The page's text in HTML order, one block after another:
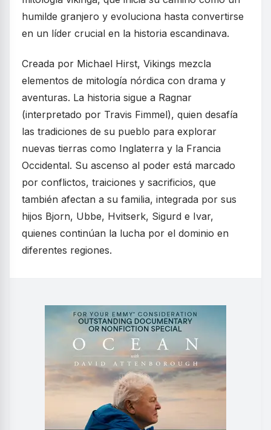
humilde granjero y evoluciona hasta convertirse
en un líder crucial en la historia escandinava.
Creada por Michael Hirst, Vikings mezcla
elementos de mitología nórdica con drama y
aventuras. La historia sigue a Ragnar
(interpretado por Travis Fimmel), quien desafía
las tradiciones de su pueblo para explorar
nuevas tierras como Inglaterra y la Francia
Occidental. Su ascenso al poder está marcado
por conflictos, traiciones y sacrificios, que
también afectan a su familia, integrada por sus
hijos Bjorn, Ubbe, Hvitserk, Sigurd e Ivar,
quienes continúan la lucha por el dominio en
diferentes regiones.